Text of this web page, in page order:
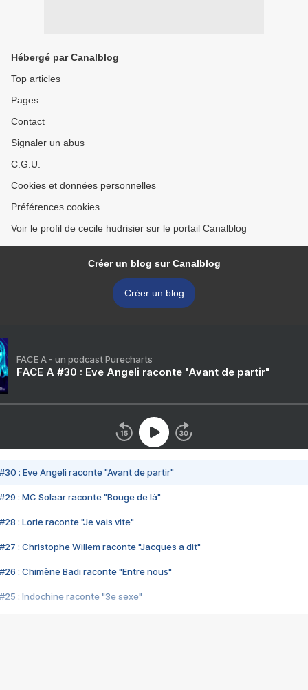
Hébergé par Canalblog
Top articles
Pages
Contact
Signaler un abus
C.G.U.
Cookies et données personnelles
Préférences cookies
Voir le profil de cecile hudrisier sur le portail Canalblog
Créer un blog sur Canalblog
Créer un blog
FACE A - un podcast Purecharts
FACE A #30 : Eve Angeli raconte "Avant de partir"
#30 : Eve Angeli raconte "Avant de partir"
#29 : MC Solaar raconte "Bouge de là"
#28 : Lorie raconte "Je vais vite"
#27 : Christophe Willem raconte "Jacques a dit"
#26 : Chimène Badi raconte "Entre nous"
#25 : Indochine raconte "3e sexe"